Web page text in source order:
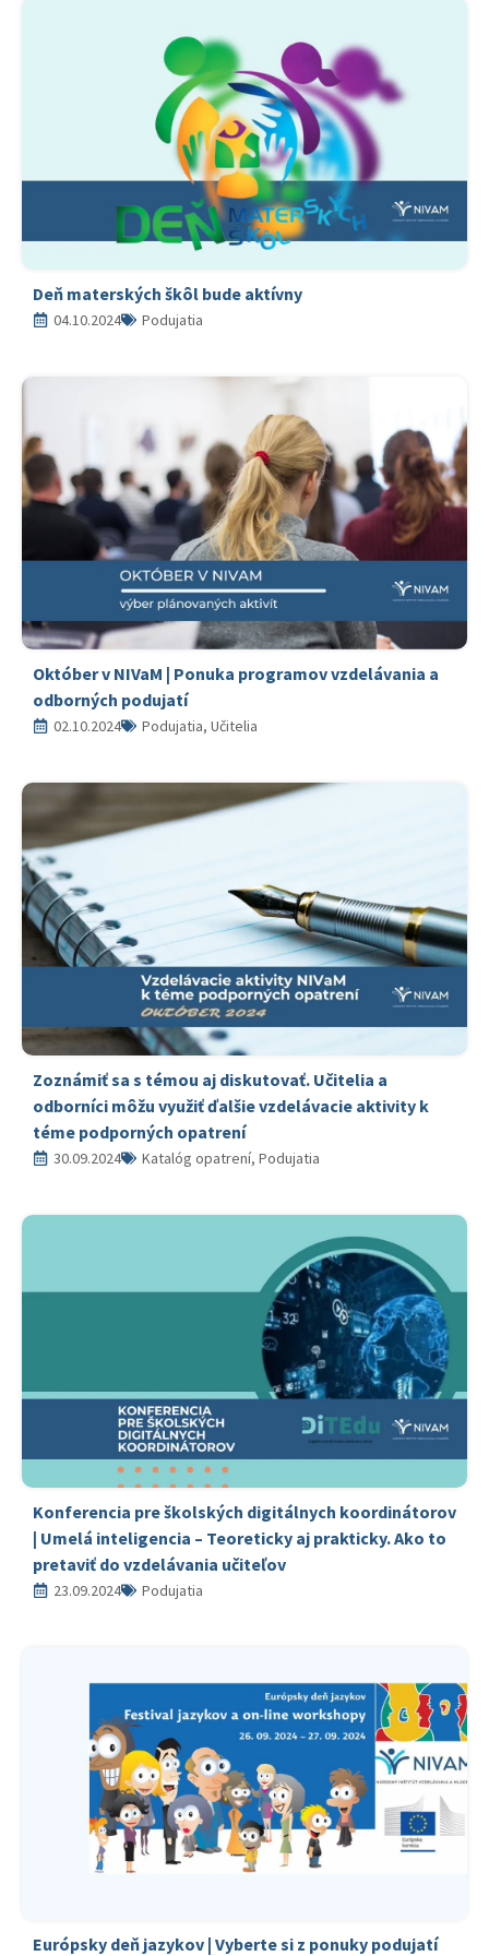
Deň materských škôl bude aktívny
04.10.2024 Podujatia
Október v NIVaM | Ponuka programov vzdelávania a
odborných podujatí
02.10.2024 Podujatia, Učitelia
Zoznámiť sa s témou aj diskutovať. Učitelia a
odborníci môžu využiť ďalšie vzdelávacie aktivity k
téme podporných opatrení
30.09.2024 Katalóg opatrení, Podujatia
Konferencia pre školských digitálnych koordinátorov
| Umelá inteligencia – Teoreticky aj prakticky. Ako to
pretaviť do vzdelávania učiteľov
23.09.2024 Podujatia
Európsky deň jazykov | Vyberte si z ponuky podujatí